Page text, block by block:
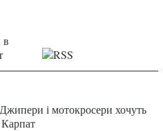
і мотокросери хочуть